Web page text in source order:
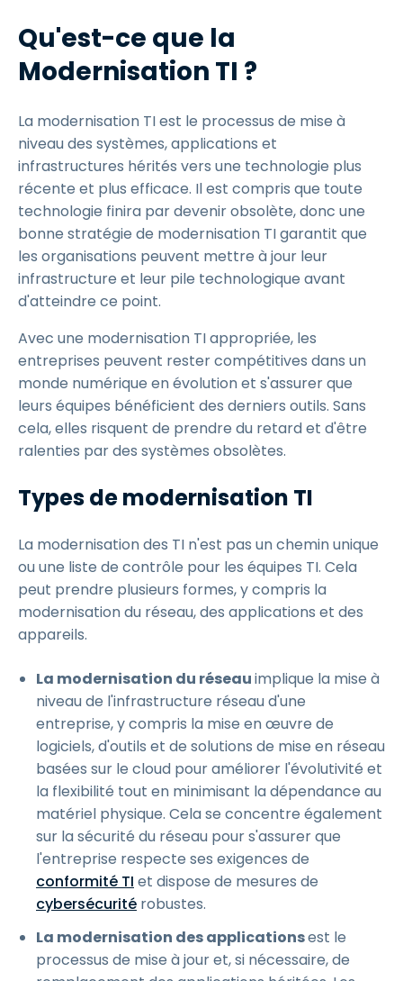
Qu'est-ce que la
Modernisation TI ?
La modernisation TI est le processus de mise à
niveau des systèmes, applications et
infrastructures hérités vers une technologie plus
récente et plus efficace. Il est compris que toute
technologie finira par devenir obsolète, donc une
bonne stratégie de modernisation TI garantit que
les organisations peuvent mettre à jour leur
infrastructure et leur pile technologique avant
d'atteindre ce point.
Avec une modernisation TI appropriée, les
entreprises peuvent rester compétitives dans un
monde numérique en évolution et s'assurer que
leurs équipes bénéficient des derniers outils. Sans
cela, elles risquent de prendre du retard et d'être
ralenties par des systèmes obsolètes.
Types de modernisation TI
La modernisation des TI n'est pas un chemin unique
ou une liste de contrôle pour les équipes TI. Cela
peut prendre plusieurs formes, y compris la
modernisation du réseau, des applications et des
appareils.
La modernisation du réseauimplique la mise à
niveau de l'infrastructure réseau d'une
entreprise, y compris la mise en œuvre de
logiciels, d'outils et de solutions de mise en réseau
basées sur le cloud pour améliorer l'évolutivité et
la flexibilité tout en minimisant la dépendance au
matériel physique. Cela se concentre également
sur la sécurité du réseau pour s'assurer que
l'entreprise respecte ses exigences de
conformité TI et dispose de mesures de
cybersécurité robustes.
La modernisation des applicationsest le
processus de mise à jour et, si nécessaire, de